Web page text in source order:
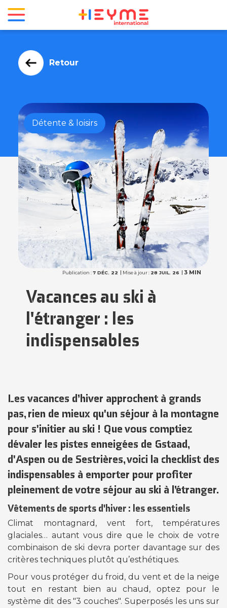
Retour
Détente & loisirs
Publication :7 DÉC. 22 Mise à jour : 28 JUIL. 26 3 MIN
Vacances au ski à
l'étranger : les
indispensables
Les vacances d’hiver approchent à grands
pas, rien de mieux qu'un séjour à la montagne
pour s'initier au ski ! Que vous comptiez
dévaler les pistes enneigées de Gstaad,
d'Aspen ou de Sestrières, voici la checklist des
indispensables à emporter pour profiter
pleinement de votre séjour au ski à l’étranger.
Vêtements de sports d'hiver : les essentiels
Climat montagnard, vent fort, températures
glaciales… autant vous dire que le choix de votre
combinaison de ski devra porter davantage sur des
critères techniques plutôt qu’esthétiques.
Pour vous protéger du froid, du vent et de la neige
tout en restant bien au chaud, optez pour le
système dit des "3 couches". Superposés les uns sur